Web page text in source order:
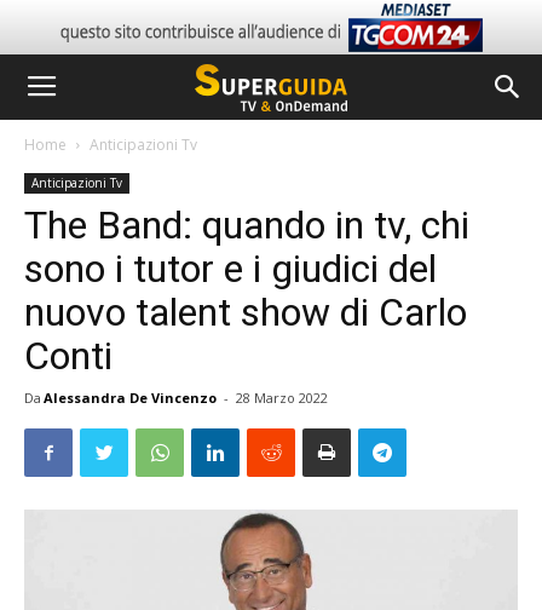
Home Anticipazioni Tv
Anticipazioni Tv
The Band: quando in tv, chi
sono i tutor e i giudici del
nuovo talent show di Carlo
Conti
Da Alessandra De Vincenzo - 28 Marzo 2022